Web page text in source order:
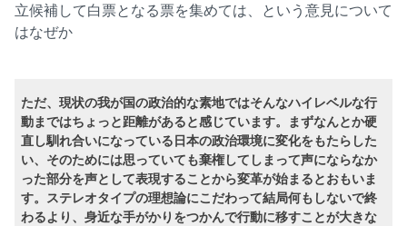
立候補して白票となる票を集めては、という意見について
はなぜか
ただ、現状の我が国の政治的な素地ではそんなハイレベルな行
動まではちょっと距離があると感じています。まずなんとか硬
直し馴れ合いになっている日本の政治環境に変化をもたらした
い、そのためには思っていても棄権してしまって声にならなか
った部分を声として表現することから変革が始まるとおもいま
す。ステレオタイプの理想論にこだわって結局何もしないで終
わるより、身近な手がかりをつかんで行動に移すことが大きな